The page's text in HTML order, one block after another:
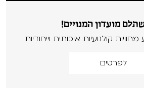
מועדון המנויים!
קולנועיות איכותית וייחודיות
לפרטים